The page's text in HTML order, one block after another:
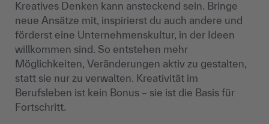
Kreatives Denken kann ansteckend sein. Bringe
neue Ansätze mit, inspirierst du auch andere und
förderst eine Unternehmenskultur, in der Ideen
willkommen sind. So entstehen mehr
Möglichkeiten, Veränderungen aktiv zu gestalten,
statt sie nur zu verwalten. Kreativität im
Berufsleben ist kein Bonus – sie ist die Basis für
Fortschritt.